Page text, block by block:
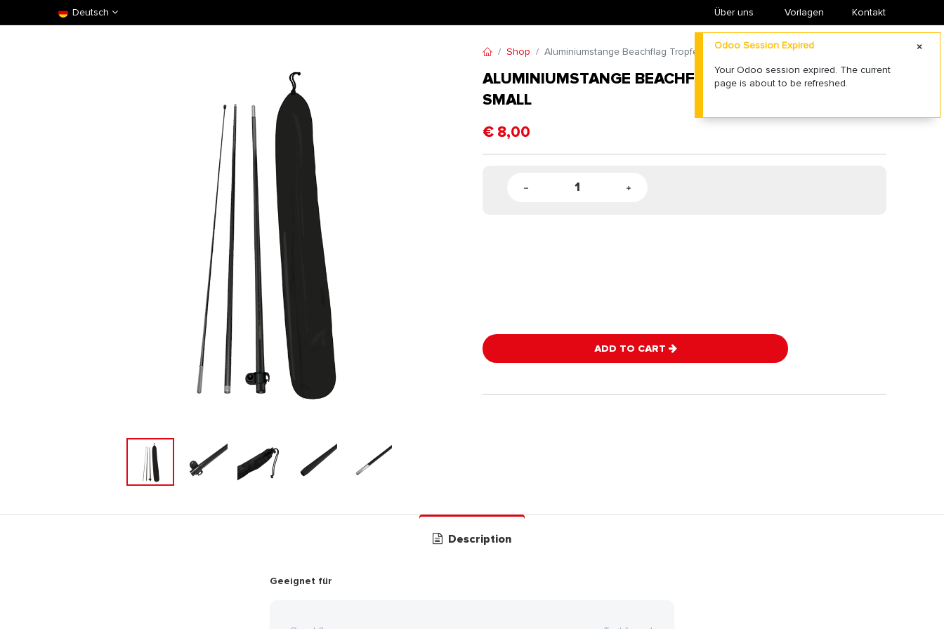
Deutsch Über uns ​Vorlagen Kontakt
Shop Aluminiumstange Beachflag Tropfenform - Small
ALUMINIUMSTANGE BEACHFLAG TROPFENFORM -
SMALL
€ 8,00
ADD TO CART
Description
Geeignet für
Odoo Session Expired
Your Odoo session expired. The current
page is about to be refreshed.